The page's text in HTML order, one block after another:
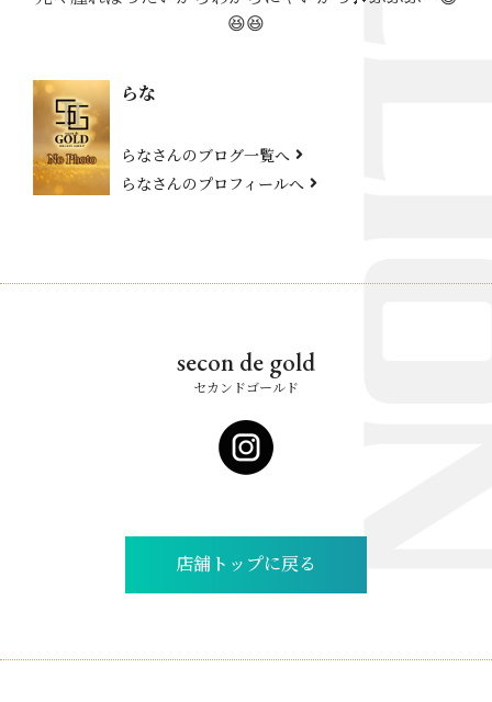
😆😆
らな
らなさんのブログ一覧へ
らなさんのプロフィールへ
secon de gold
セカンドゴールド
店舗トップに戻る